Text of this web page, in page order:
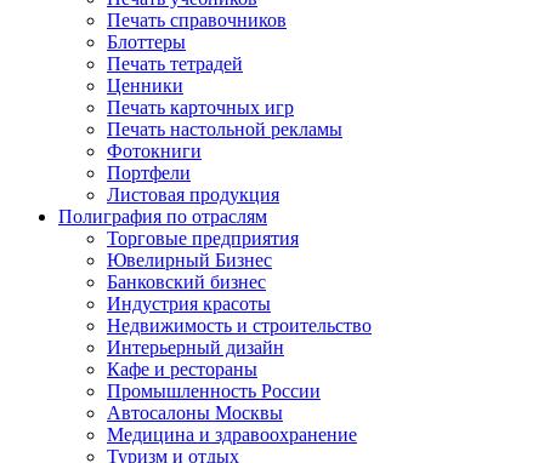
Печать справочников
Блоттеры
Печать тетрадей
Ценники
Печать карточных игр
Печать настольной рекламы
Фотокниги
Портфели
Листовая продукция
Полиграфия по отраслям
Торговые предприятия
Ювелирный Бизнес
Банковский бизнес
Индустрия красоты
Недвижимость и строительство
Интерьерный дизайн
Кафе и рестораны
Промышленность России
Автосалоны Москвы
Медицина и здравоохранение
Туризм и отдых